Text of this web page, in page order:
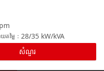
28/35 kW/kVA
តម្លៃ ：
សំណួរ